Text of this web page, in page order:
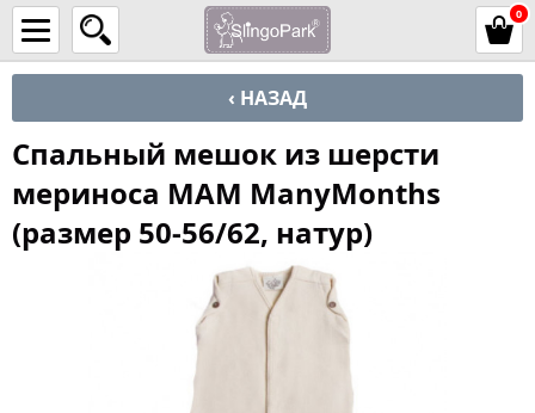
0
‹ НАЗАД
Спальный мешок из шерсти
мериноса MAM ManyMonths
(размер 50-56/62, натур)